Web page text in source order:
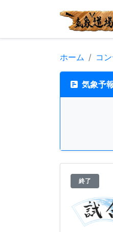
ホーム コ
気象予
終了